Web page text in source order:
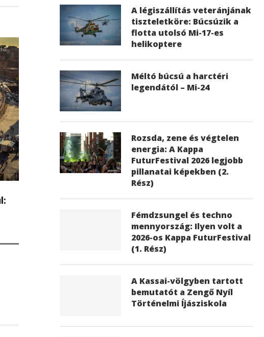
A légiszállítás veteránjának
tiszteletköre: Búcsúzik a
flotta utolsó Mi-17-es
helikoptere
Méltó búcsú a harctéri
legendától – Mi-24
Rozsda, zene és végtelen
energia: A Kappa
FuturFestival 2026 legjobb
pillanatai képekben (2.
Rész)
Fémdzsungel és techno
mennyország: Ilyen volt a
2026-os Kappa FuturFestival
(1. Rész)
A Kassai-völgyben tartott
bemutatót a Zengő Nyíl
Történelmi Íjásziskola